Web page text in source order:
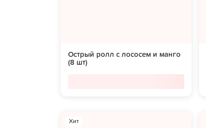
Острый ролл с лососем и манго
(8 шт)
Хит